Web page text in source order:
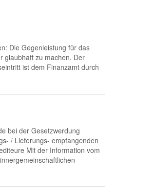
Die Gegenleistung für das
glaubhaft zu machen. Der
ist dem Finanzamt durch
bei der Gesetzwerdung
/ Lieferungs- empfangenden
Mit der Information vom